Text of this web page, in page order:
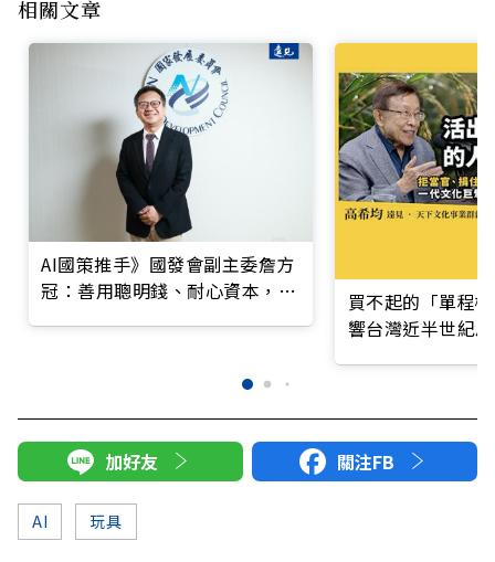
相關文章
AI國策推手》國發會副主委詹方
冠：善用聰明錢、耐心資本，公
買不起的「單程
響台灣近半世紀
加好友 關注FB
AI 玩具